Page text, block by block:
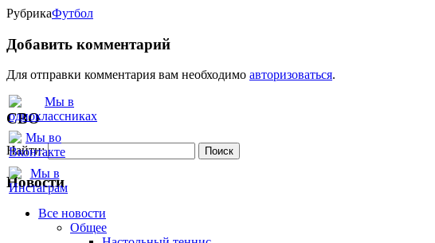
РубрикаФутбол
Добавить комментарий
Для отправки комментария вам необходимо авторизоваться.
СВО
Найти:
Новости
Все новости
Oбщее